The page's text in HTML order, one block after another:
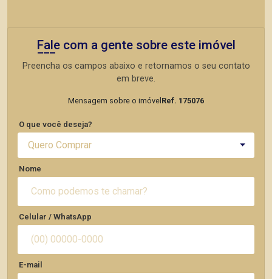
Fale com a gente sobre este imóvel
Preencha os campos abaixo e retornamos o seu contato
em breve.
Mensagem sobre o imóvel Ref. 175076
O que você deseja?
Quero Comprar
Nome
Celular / WhatsApp
E-mail